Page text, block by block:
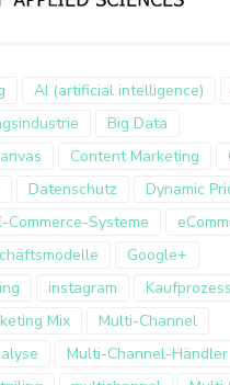
AI (artificial intelligence)
Big Data
Content Marketing
Datenschutz
Dynamic
Commerce-Systeme
Google+
instagram
Kaufprozess
Mix
Multi-Channel
Multi-Channel-Händler